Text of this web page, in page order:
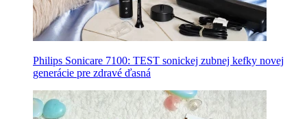
Philips Sonicare 7100: TEST sonickej zubnej kefky novej
generácie pre zdravé ďasná